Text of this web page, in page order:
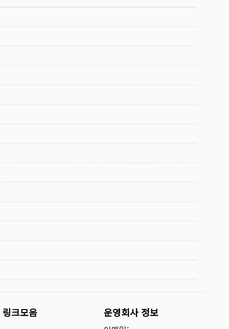
링크모음 운영회사 정보